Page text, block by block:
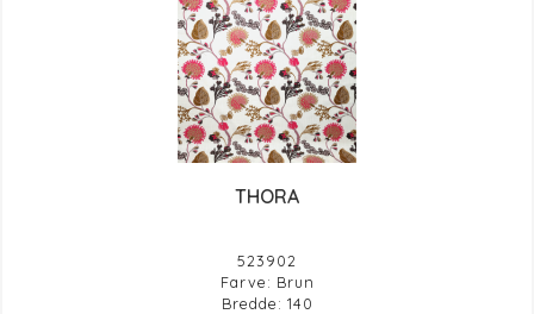
THORA
523902
Farve: Brun
Bredde: 140